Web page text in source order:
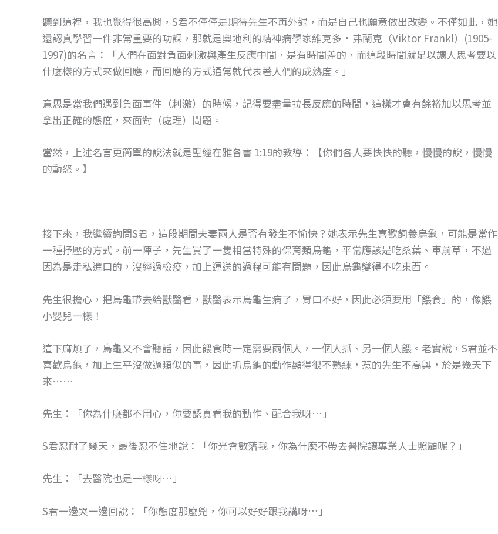
聽到這裡，我也覺得很高興，S君不僅僅是期待先生不再外遇，而是自己也願意做出改變。不僅如此，她
還認真學習一件非常重要的功課，那就是奧地利的精神病學家維克多·弗蘭克（Viktor Frankl）(1905-
1997)的名言：「人們在面對負面刺激與產生反應中間，是有時間差的，而這段時間就足以讓人思考要以
什麼樣的方式來做回應，而回應的方式通常就代表著人們的成熟度。」
意思是當我們遇到負面事件（刺激）的時候，記得要盡量拉長反應的時間，這樣才會有餘裕加以思考並
拿出正確的態度，來面對（處理）問題。
當然，上述名言更簡單的說法就是聖經在雅各書 1:19的教導：【你們各人要快快的聽，慢慢的說，慢慢
的動怒。】
接下來，我繼續詢問S君，這段期間夫妻兩人是否有發生不愉快？她表示先生喜歡飼養烏龜，可能是當作
一種抒壓的方式。前一陣子，先生買了一隻相當特殊的保育類烏龜，平常應該是吃桑葉、車前草，不過
因為是走私進口的，沒經過檢疫，加上運送的過程可能有問題，因此烏龜變得不吃東西。
先生很擔心，把烏龜帶去給獸醫看，獸醫表示烏龜生病了，胃口不好，因此必須要用「餵食」的，像餵
小嬰兒一樣！
這下麻煩了，烏龜又不會聽話，因此餵食時一定需要兩個人，一個人抓、另一個人餵。老實說，S君並不
喜歡烏龜，加上生平沒做過類似的事，因此抓烏龜的動作顯得很不熟練，惹的先生不高興，於是幾天下
來……
先生：「你為什麼都不用心，你要認真看我的動作、配合我呀…」
S君忍耐了幾天，最後忍不住地說：「你光會數落我，你為什麼不帶去醫院讓專業人士照顧呢？」
先生：「去醫院也是一樣呀…」
S君一邊哭一邊回說：「你態度那麼兇，你可以好好跟我講呀…」